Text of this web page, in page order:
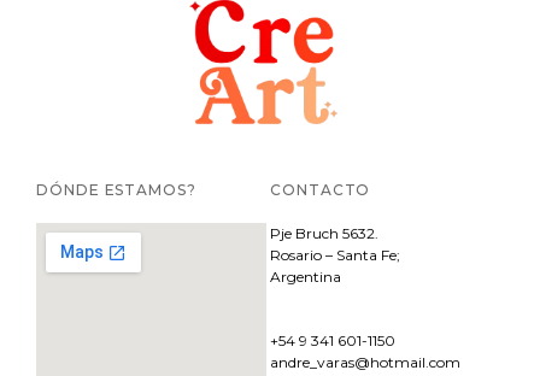
DÓNDE ESTAMOS? CONTACTO
Pje Bruch 5632.
Rosario – Santa Fe;
Argentina
+54 9 341 601-1150
andre_varas@hotmail.com